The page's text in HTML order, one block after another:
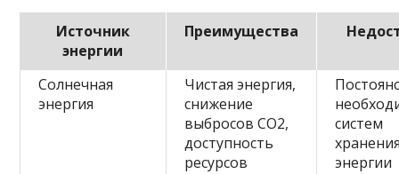
Источник
энергии
Преимущества
Солнечная
энергия
Чистая энергия,
снижение
выбросов CO2,
доступность
ресурсов
систем
энергии